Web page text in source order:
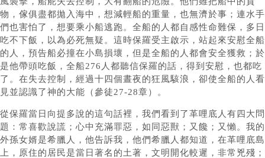
物，傢俱盡都拋入海中，想減輕船的重量，也無濟於事；連水手
們也害怕了，想要乘小船逃跑。全船的人都自感性命難保，多日
吃不下飯，以為必死無疑。這時保羅受主啟示，站起來安慰全船
的人，預告船必撞在小島損壞，但是全船的人都會安全獲救；於
是他帶頭吃飯，全船276人都聽信保羅的話，得到安慰，也都吃
了。在失去控制，經過十四個晝夜的狂風駭浪，卻使全船的人看
見並認識了神的大能（參徒27-28章）。
從保羅當日向提多說的這句話裡，我們看到了革哩底人有四大問
題：常喜歡說謊；心中充滿罪惡，如同惡獸；又饞；又懶。我的
外孫女婿是希臘人，他告訴我，他們希臘人都知道，在革哩底島
上，原住的居民是當日著名的土著，文明開化較遲，非常兇殘；